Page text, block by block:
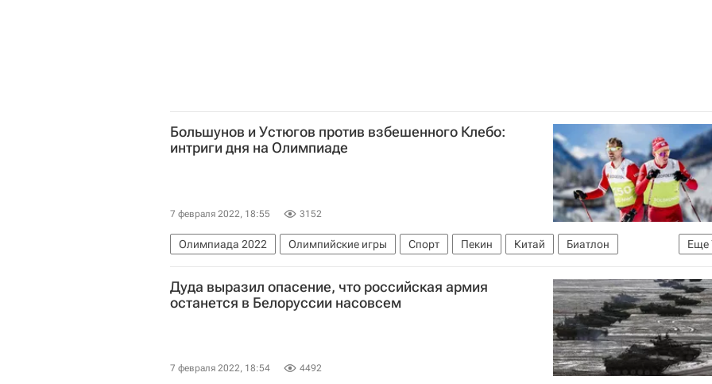
Большунов и Устюгов против взбешенного Клебо:
интриги дня на Олимпиаде
7 февраля 2022, 18:55 3152
Еще
Олимпиада 2022 Олимпийские игры Спорт Пекин Китай
Биатлон
Лыжные гонки
Фигурное катание Конькобежный спорт Санный спорт
Хоккей
Фристайл
Сноуборд
Дуда выразил опасение, что российская армия
останется в Белоруссии насовсем
7 февраля 2022, 18:54 4492